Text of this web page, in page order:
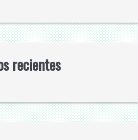
recientes